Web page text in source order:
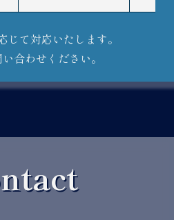
じて対応いたします。
合わせください。